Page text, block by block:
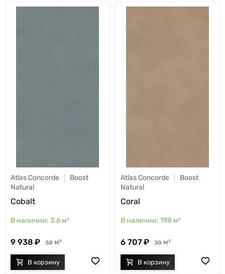
Atlas Concorde
Boost
Natural
Cobalt
3.6 м²
9 938 м²
Atlas Concorde
Boost
Natural
Coral
198 м²
6 707 м²